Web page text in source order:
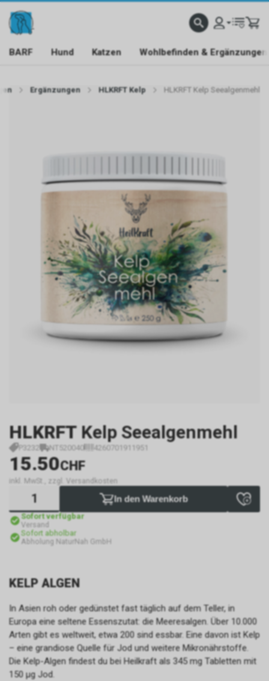
BARF Hund Katzen Wohlbefinden & Ergänzungen
Ergänzungen HLKRFT Kelp HLKRFT Kelp Seealgenmehl
HLKRFT Kelp Seealgenmehl
P3232 NT520040 4260701911951
15.50CHF
inkl. MwSt., zzgl. Versandkosten
In den Warenkorb
Sofort verfügbar
Versand
Sofort abholbar
Abholung NaturNah GmbH
KELP ALGEN
In Asien roh oder gedünstet fast täglich auf dem Teller, in
Europa eine seltene Essenszutat: die Meeresalgen. Über 10.000
Arten gibt es weltweit, etwa 200 sind essbar. Eine davon ist Kelp
– eine grandiose Quelle für Jod und weitere Mikronährstoffe.
Die Kelp-Algen findest du bei Heilkraft als 345 mg Tabletten mit
150 µg Jod.